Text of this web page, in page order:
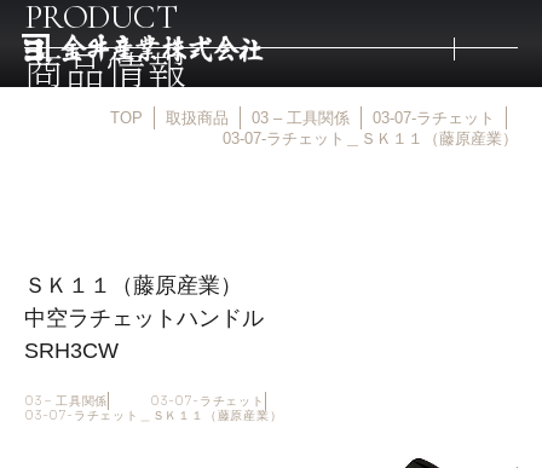
取扱メーカー
PRODUCT
商品情報
TOP 取扱商品 03 – 工具関係
03-07-ラチェット
03-07-ラチェット＿ＳＫ１１（藤原産業）
ＳＫ１１（藤原産業）
中空ラチェットハンドル
SRH3CW
03 – 工具関係
03-07-ラチェット
03-07-ラチェット＿ＳＫ１１（藤原産業）